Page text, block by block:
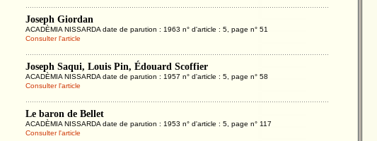
Joseph Giordan
ACADÈMIA NISSARDA date de parution : 1963 n° d'article : 5, page n° 51
Consulter l'article
Joseph Saqui, Louis Pin, Édouard Scoffier
ACADÈMIA NISSARDA date de parution : 1957 n° d'article : 5, page n° 58
Consulter l'article
Le baron de Bellet
ACADÈMIA NISSARDA date de parution : 1953 n° d'article : 5, page n° 117
Consulter l'article